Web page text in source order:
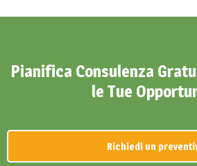
Pianifica Consulenza
le Tue
Richiedi un